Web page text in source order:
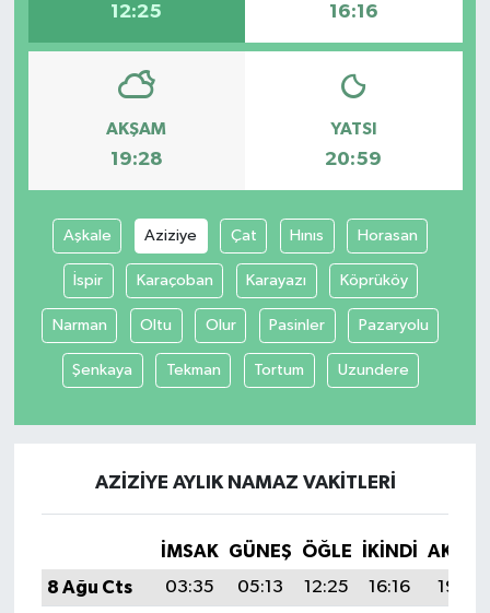
12:25 16:16
AKŞAM
19:28
YATSI
20:59
Aşkale Aziziye Çat Hınıs Horasan
İspir Karaçoban Karayazı Köprüköy
Narman Oltu Olur Pasinler Pazaryolu
Şenkaya Tekman Tortum Uzundere
AZIZIYE AYLIK NAMAZ VAKITLERI
İMSAK GÜNEŞ ÖĞLE İKINDI
8 Ağu Cts
03:35 05:13 12:25 16:16
19:28